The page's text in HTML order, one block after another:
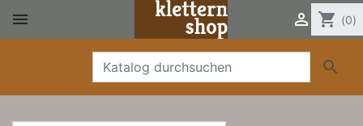
  shopping_cart (0)
